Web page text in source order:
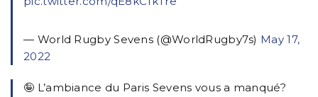
— World Rugby Sevens (@WorldRugby7s) May 17,
2022
🤪 L’ambiance du Paris Sevens vous a manqué?